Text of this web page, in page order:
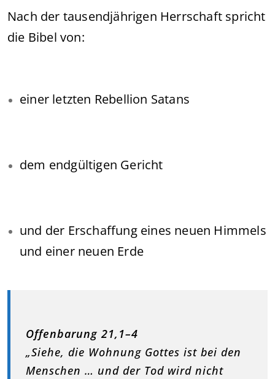
Nach der tausendjährigen Herrschaft spricht
die Bibel von:
einer letzten Rebellion Satans
dem endgültigen Gericht
und der Erschaffung eines neuen Himmels
und einer neuen Erde
Offenbarung 21,1–4
„Siehe, die Wohnung Gottes ist bei den
Menschen … und der Tod wird nicht